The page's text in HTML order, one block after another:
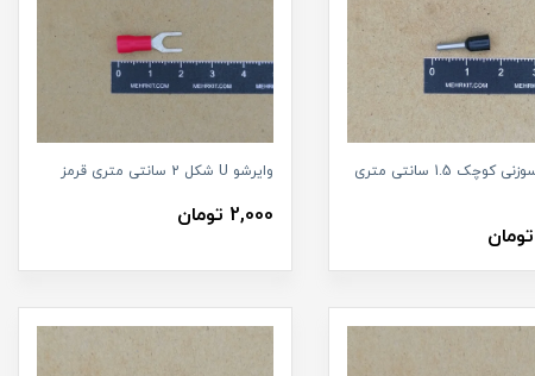
وایرشو سوزنی کوچک 1.5 سانتی متری
وایرشو U شکل 2 سانتی متری قرمز
2,000 تومان